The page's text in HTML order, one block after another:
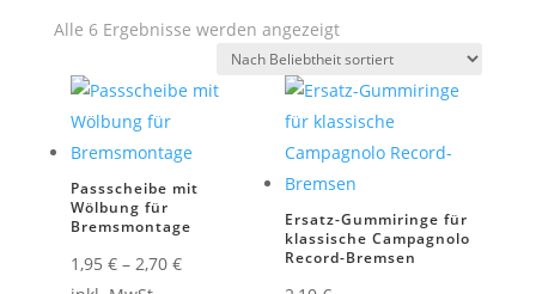
Alle 6 Ergebnisse werden angezeigtNach
Beliebtheit
sortiert
Passscheibe mit
Wölbung für
Bremsmontage
1,95 €– 2,70 €
Ersatz-Gummiringe für
klassische Campagnolo
Record-Bremsen